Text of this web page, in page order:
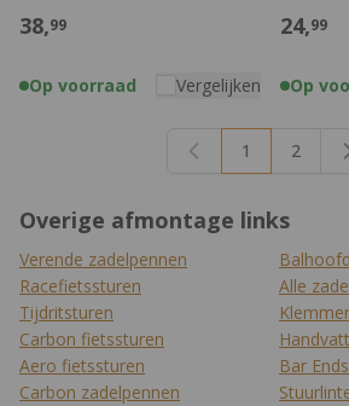
38,99
Op voorraad Vergelijken
24,99
Op
U lees
1 Pagina
2
Overige afmontage links
Verende zadelpennen
Racefietssturen
Tijdritsturen
Carbon fietssturen
Aero fietssturen
Carbon zadelpennen
Alle
Bar Ends